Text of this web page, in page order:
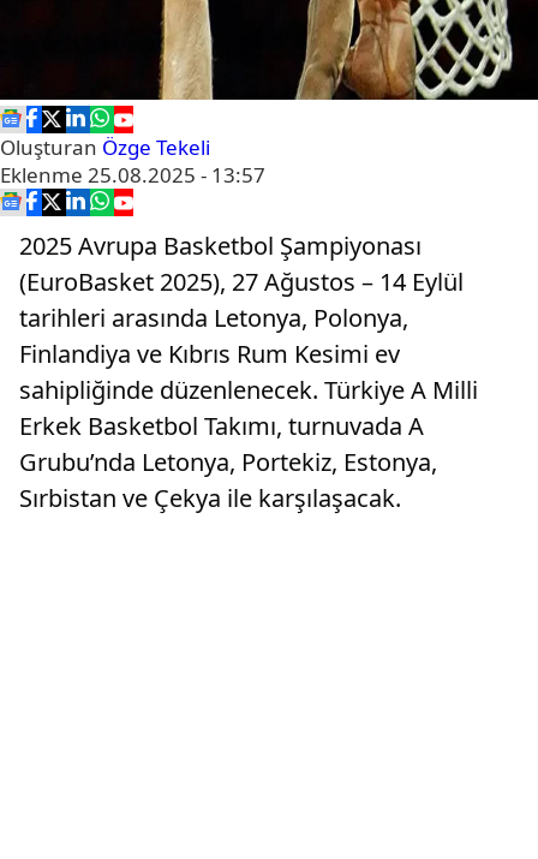
Oluşturan Özge Tekeli
Eklenme 25.08.2025 - 13:57
2025 Avrupa Basketbol Şampiyonası
(EuroBasket 2025), 27 Ağustos – 14 Eylül
tarihleri arasında Letonya, Polonya,
Finlandiya ve Kıbrıs Rum Kesimi ev
sahipliğinde düzenlenecek. Türkiye A Milli
Erkek Basketbol Takımı, turnuvada A
Grubu’nda Letonya, Portekiz, Estonya,
Sırbistan ve Çekya ile karşılaşacak.